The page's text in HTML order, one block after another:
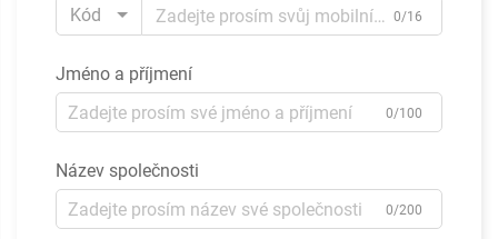
Kód
0/16
Jméno a příjmení
0/100
Název společnosti
0/200